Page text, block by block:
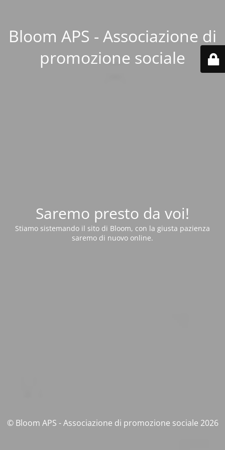
Bloom APS - Associazione di
promozione sociale
Saremo presto da voi!
Stiamo sistemando il sito di Bloom, con la giusta pazienza
saremo di nuovo online.
© Bloom APS - Associazione di promozione sociale 2026